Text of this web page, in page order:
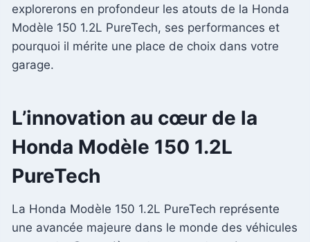
explorerons en profondeur les atouts de la Honda
Modèle 150 1.2L PureTech, ses performances et
pourquoi il mérite une place de choix dans votre
garage.
L’innovation au cœur de la
Honda Modèle 150 1.2L
PureTech
La Honda Modèle 150 1.2L PureTech représente
une avancée majeure dans le monde des véhicules